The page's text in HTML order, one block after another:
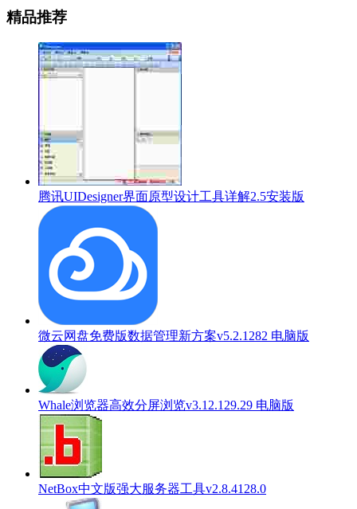
精品推荐
腾讯UIDesigner界面原型设计工具详解2.5安装版
微云网盘免费版数据管理新方案v5.2.1282 电脑版
Whale浏览器高效分屏浏览v3.12.129.29 电脑版
NetBox中文版强大服务器工具v2.8.4128.0